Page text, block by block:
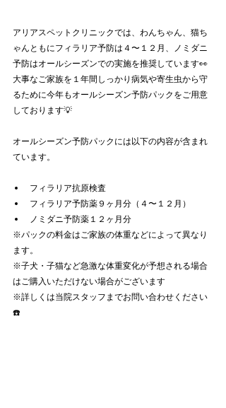
アリアスペットクリニックでは、わんちゃん、猫ち
ゃんともにフィラリア予防は４〜１２月、ノミダニ
予防はオールシーズンでの実施を推奨しています👀
大事なご家族を１年間しっかり病気や寄生虫から守
るために今年もオールシーズン予防パックをご用意
しております💡
オールシーズン予防パックには以下の内容が含まれ
ています。
フィラリア抗原検査
フィラリア予防薬９ヶ月分（４〜１２月）
ノミダニ予防薬１２ヶ月分
※パックの料金はご家族の体重などによって異なり
ます。
※子犬・子猫など急激な体重変化が予想される場合
はご購入いただけない場合がございます
※詳しくは当院スタッフまでお問い合わせください
☎️